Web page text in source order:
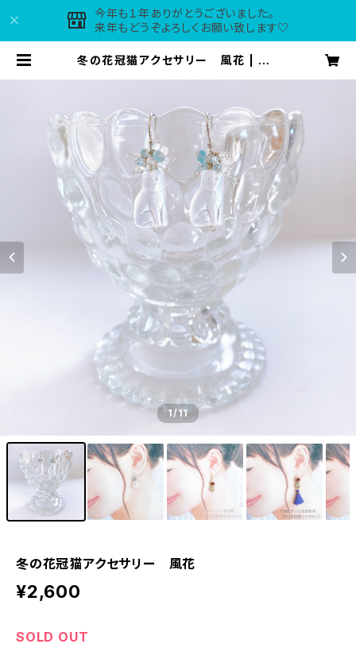
今年も１年ありがとうございました。
来年もどうぞよろしくお願い致します♡
冬の花冠猫アクセサリー 風花 | ma
1/11
冬の花冠猫アクセサリー 風花
¥2,600
SOLD OUT